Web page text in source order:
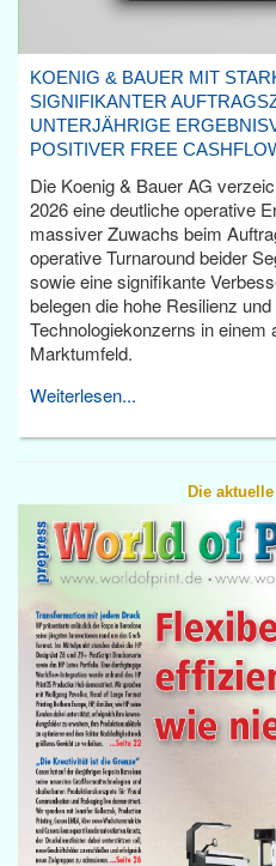
KOENIG & BAUER MIT
SIGNIFIKANTER
UNTERJÄHRIGE
POSITIVER FREE
Die Koenig & Bauer AG
2026 eine deutliche operative
massiver Zuwachs beim
operative Turnaround beider
sowie eine signifikante
belegen die hohe Resilienz
Technologiekonzerns in einem
Marktumfeld.
Weiterlesen...
Die